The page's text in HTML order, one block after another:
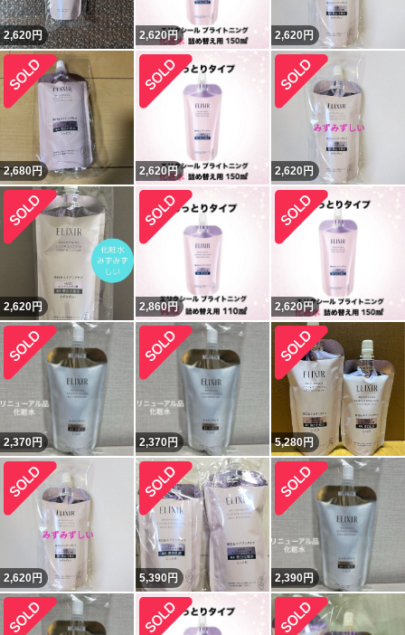
2,620円 2,620円 2,620円
2,680円 2,620円 2,620円
2,620円 2,860円 2,620円
2,370円 2,370円 5,280円
2,620円 5,390円 2,390円